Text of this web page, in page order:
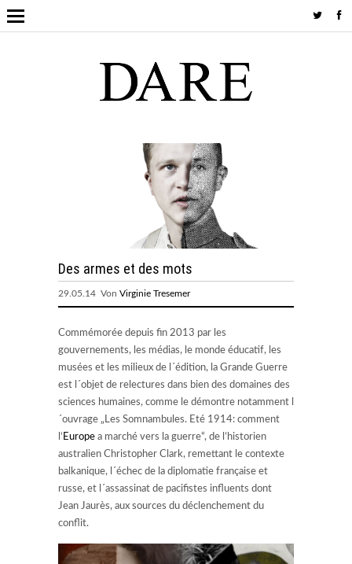
Des armes et des mots
29.05.14 Von Virginie Tresemer
Commémorée depuis fin 2013 par les
gouvernements, les médias, le monde éducatif, les
musées et les milieux de l´édition, la Grande Guerre
est l´objet de relectures dans bien des domaines des
sciences humaines, comme le démontre notamment l
´ouvrage „Les Somnambules. Eté 1914: comment
l‘ Europe a marché vers la guerre“, de l’historien
australien Christopher Clark, remettant le contexte
balkanique, l´échec de la diplomatie française et
russe, et l´assassinat de pacifistes influents dont
Jean Jaurès, aux sources du déclenchement du
conflit.